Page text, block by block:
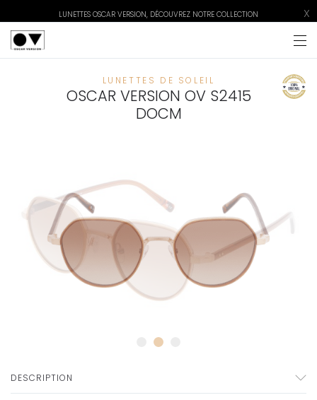
LUNETTES OSCAR VERSION, DÉCOUVREZ NOTRE COLLECTION X
LUNETTES DE SOLEIL
OSCAR VERSION OV S2415
DOCM
DESCRIPTION